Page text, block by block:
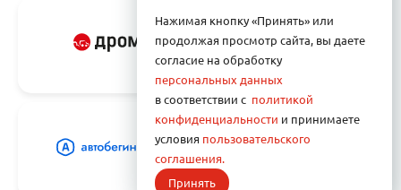
телефону. Отдельно хочу отметить менеджера Юлию из
филиала на улице Петрова. Она всегда готова помочь и
решает все возникающие вопросы максимально быстро.
Если вы ищете автошколу, я настоятельно рекомендую
вам обратиться в «Ник-Центр»..
Нажимая кнопку «Принять» или
продолжая просмотр сайта, вы даете
согласие на обработку
персональных данных
в соответствии с политикой
конфиденциальности и принимаете
условия пользовательского
соглашения.
Принять